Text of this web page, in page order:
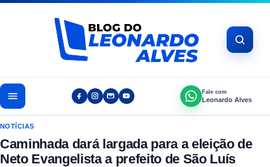
Pular para o conteúdo
Fale com
Leonardo Alves
NOTÍCIAS
Caminhada dará largada para a eleição de
Neto Evangelista a prefeito de São Luís